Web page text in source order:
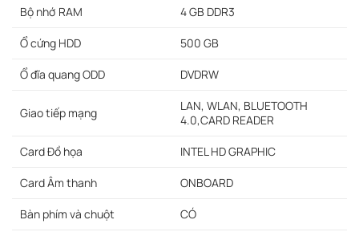
Bộ nhớ RAM 4 GB DDR3
Ổ cứng HDD 500 GB
Ổ đĩa quang ODD DVDRW
Giao tiếp mạng
LAN, WLAN, BLUETOOTH
4.0,CARD READER
Card Đồ họa INTEL HD GRAPHIC
Card Âm thanh ONBOARD
Bàn phím và chuột CÓ